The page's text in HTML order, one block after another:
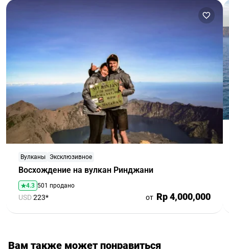
Восхождение на вулкан Ринджани
Вулканы Эксклюзивное
4.3 501 продано
USD223* от Rp 4,000,000
Вам также может понравиться